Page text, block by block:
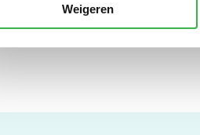
Weigeren